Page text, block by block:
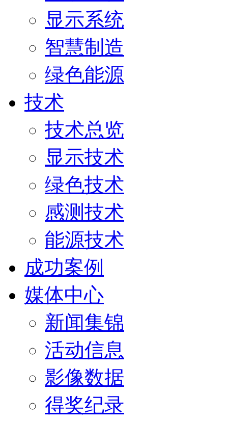
显示系统
智慧制造
绿色能源
技术
技术总览
显示技术
绿色技术
感测技术
能源技术
成功案例
媒体中心
新闻集锦
活动信息
影像数据
得奖纪录